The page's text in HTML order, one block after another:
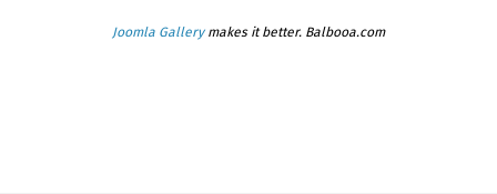
Joomla Gallerymakes it better. Balbooa.com